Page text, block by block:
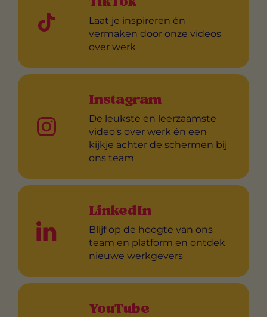
Laat je inspireren én
vermaken door onze videos
over werk
Instagram
De leukste en leerzaamste
video's over werk én een
kijkje achter de schermen bij
ons team
LinkedIn
Blijf op de hoogte van ons
team en platform en ontdek
nieuwe werkgevers
YouTube